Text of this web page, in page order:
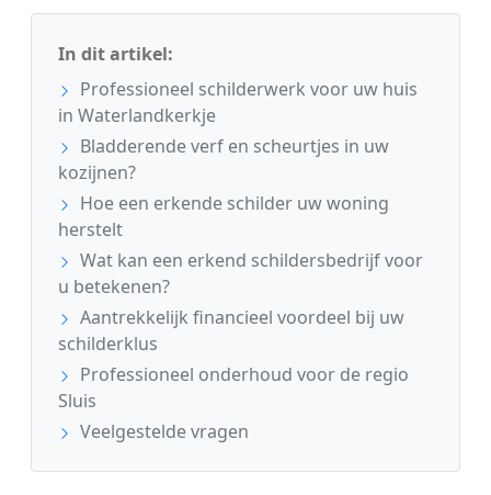
In dit artikel:
Professioneel schilderwerk voor uw huis
in Waterlandkerkje
Bladderende verf en scheurtjes in uw
kozijnen?
Hoe een erkende schilder uw woning
herstelt
Wat kan een erkend schildersbedrijf voor
u betekenen?
Aantrekkelijk financieel voordeel bij uw
schilderklus
Professioneel onderhoud voor de regio
Sluis
Veelgestelde vragen